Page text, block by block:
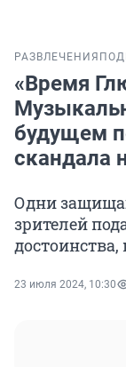
РАЗВЛЕЧЕНИЯ
«Время
будущем
скандала
Одни
зрителей
23 июля 2024, 10:30